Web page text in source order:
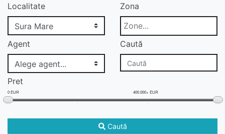
Localitate Zona
Agent Caută
Pret
0 EUR 400.000+ EUR
Caută